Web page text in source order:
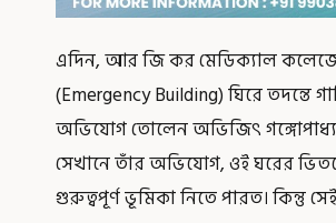
এদিন, আর জি কর মেডিক্যাল কলেজের
(Emergency Building) ঘিরে তদন্তে
অভিযোগ তোলেন অভিজিৎ
সেখানে তাঁর অভিযোগ, ওই ঘরের
গুরুত্বপূর্ণ ভূমিকা নিতে পারত। কিন্তু